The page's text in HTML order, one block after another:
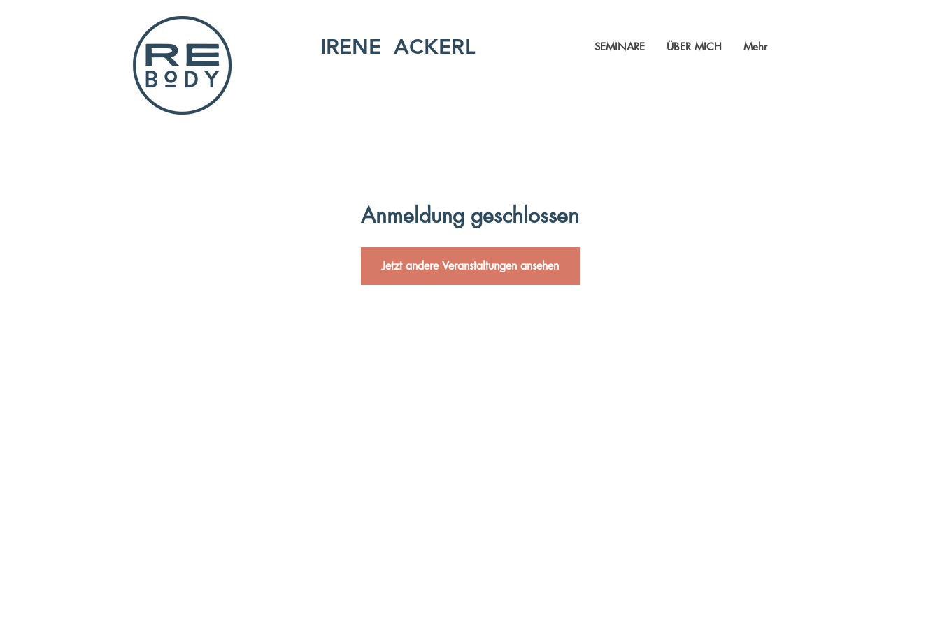
IRENE ACKERL SEMINARE ÜBER MICH Mehr
Anmeldung geschlossen
Jetzt andere Veranstaltungen ansehen